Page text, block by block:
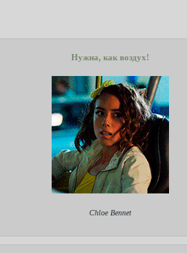
Нужна, как воздух!
Chloe Bennet